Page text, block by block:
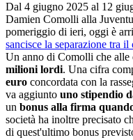
Dal 4 giugno 2025 al 12
Damien Comolli alla
pomeriggio di ieri, oggi è
sancisce la separazione tra
Un anno di Comolli che alle
milioni lordi. Una cifra
euro concordata con la
va aggiunto uno stipendio
un bonus alla firma
società ha inoltre precisato
di quest'ultimo bonus